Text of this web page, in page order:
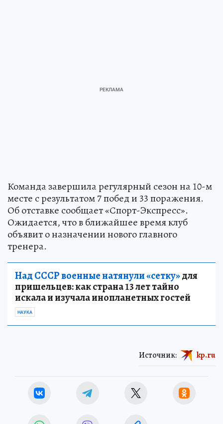
Команда завершила регулярный сезон на 10-м
месте с результатом 7 побед и 33 поражения.
Об отставке сообщает «Спорт-Экспресс».
Ожидается, что в ближайшее время клуб
объявит о назначении нового главного
тренера.
Над СССР военные натянули «сетку»для
пришельцев: как страна 13 лет тайно
искала и изучала инопланетных гостей
НАУКА
Источник: kp.ru